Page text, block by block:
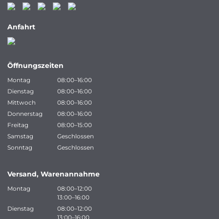
Anfahrt
Öffnungszeiten
Montag
08:00–16:00
Dienstag
08:00–16:00
Mittwoch
08:00–16:00
Donnerstag
08:00–16:00
Freitag
08:00–15:00
Samstag
Geschlossen
Sonntag
Geschlossen
Versand, Warenannahme
Montag
08:00–12:00
13:00–16:00
Dienstag
08:00–12:00
13:00–16:00